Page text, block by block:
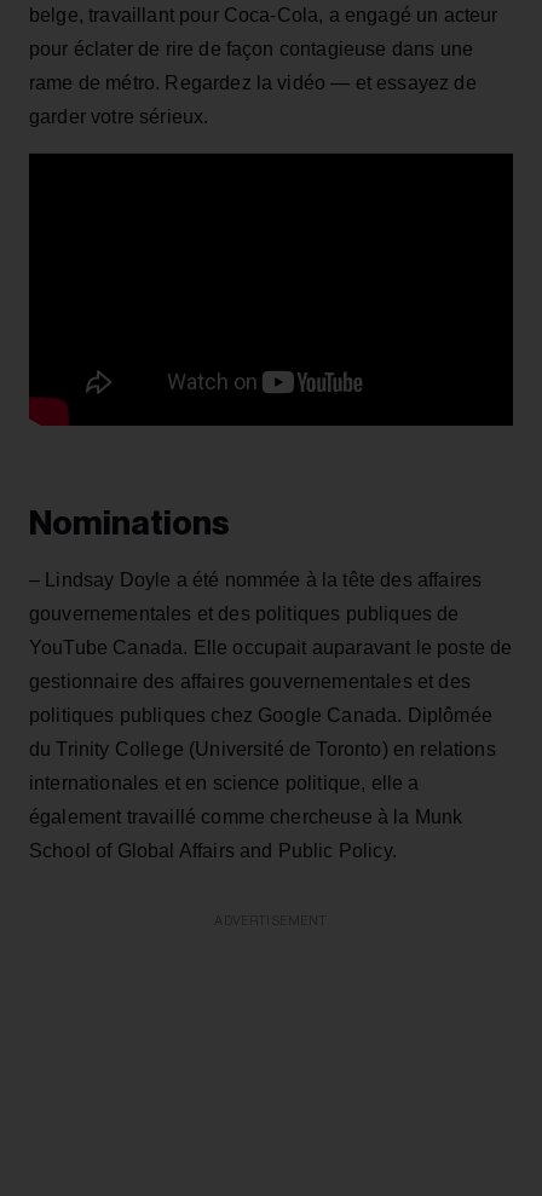
belge, travaillant pour Coca-Cola, a engagé un acteur
pour éclater de rire de façon contagieuse dans une
rame de métro. Regardez la vidéo — et essayez de
garder votre sérieux.
Nominations
– Lindsay Doyle a été nommée à la tête des affaires
gouvernementales et des politiques publiques de
YouTube Canada. Elle occupait auparavant le poste de
gestionnaire des affaires gouvernementales et des
politiques publiques chez Google Canada. Diplômée
du Trinity College (Université de Toronto) en relations
internationales et en science politique, elle a
également travaillé comme chercheuse à la Munk
School of Global Affairs and Public Policy.